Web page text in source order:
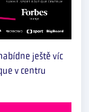
ještě víc
v centru